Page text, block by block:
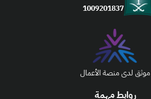
روابط مهمة
1009201837
موثق لدى منصة الأعمال